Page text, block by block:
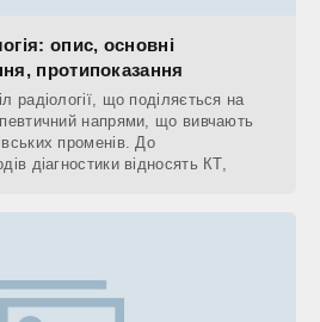
опис, основні
протипоказання
радіології, що поділяється на
напрями, що вивчають
променів. До
діагностики відносять КТ,